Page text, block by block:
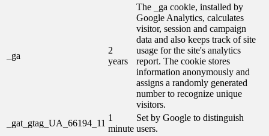
_ga
2
years
The _ga cookie, installed by
Google Analytics, calculates
visitor, session and campaign
data and also keeps track of site
usage for the site's analytics
report. The cookie stores
information anonymously and
assigns a randomly generated
number to recognize unique
visitors.
_gat_gtag_UA_66194_11
1
minute
Set by Google to distinguish
users.